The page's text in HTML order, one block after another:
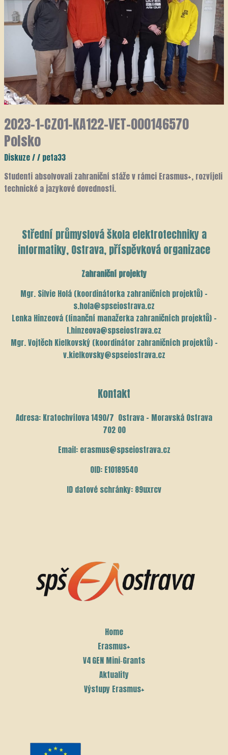
2023-1-CZ01-KA122-VET-000146570
Polsko
Diskuze// peta33
Studenti absolvovali zahraniční stáže v rámci Erasmus+, rozvíjeli
technické a jazykové dovednosti.
Střední průmyslová škola elektrotechniky a
informatiky, Ostrava, příspěvková organizace
Zahraniční projekty
Mgr. Silvie Holá (koordinátorka zahraničních projektů) –
s.hola@spseiostrava.cz
Lenka Hinzeová (finanční manažerka zahraničních projektů) –
l.hinzeova@spseiostrava.cz
Mgr. Vojtěch Kielkovský (koordinátor zahraničních projektů) –
v.kielkovsky@spseiostrava.cz
Kontakt
Adresa: Kratochvílova 1490/7 Ostrava – Moravská Ostrava
702 00
Email: erasmus@spseiostrava.cz
OID: E10189540
ID datové schránky: 89uxrcv
Home
Erasmus+
V4 GEN Mini‑Grants
Aktuality
Výstupy Erasmus+